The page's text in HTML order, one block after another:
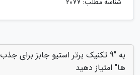
به "9 تکنیک برتر استیو جابز
ها" امتیاز دهید